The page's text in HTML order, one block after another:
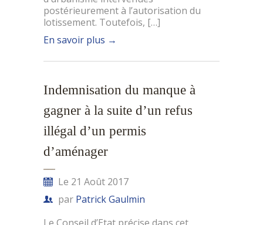
postérieurement à l’autorisation du
lotissement. Toutefois, […]
En savoir plus →
Indemnisation du manque à
gagner à la suite d’un refus
illégal d’un permis
d’aménager
Le 21 Août 2017
par Patrick Gaulmin